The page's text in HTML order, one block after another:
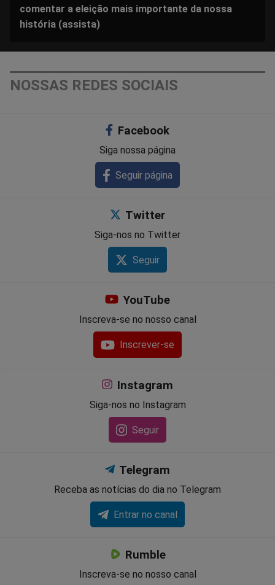
comentar a eleição mais importante da nossa
história (assista)
NOSSAS REDES SOCIAIS
Facebook
Siga nossa página
Seguir página
Twitter
Siga-nos no Twitter
Seguir
YouTube
Inscreva-se no nosso canal
Inscrever-se
Instagram
Siga-nos no Instagram
Seguir
Telegram
Receba as notícias do dia no Telegram
Entrar no canal
Rumble
Inscreva-se no nosso canal